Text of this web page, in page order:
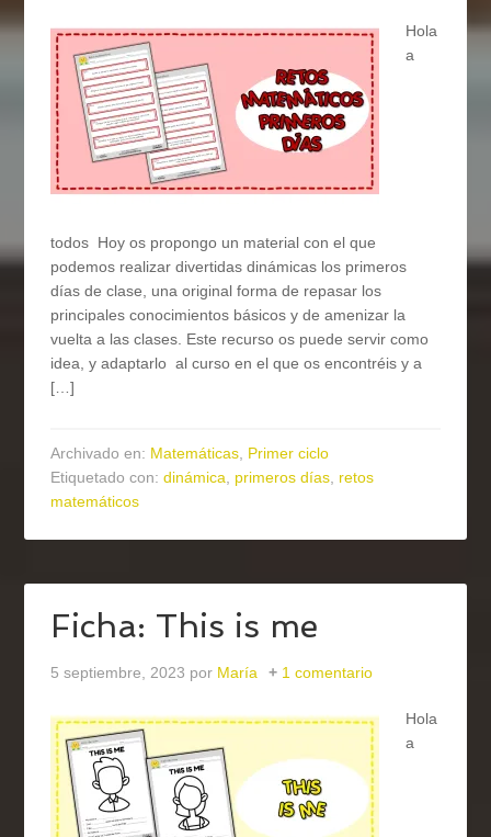
Hola
a
todos Hoy os propongo un material con el que
podemos realizar divertidas dinámicas los primeros
días de clase, una original forma de repasar los
principales conocimientos básicos y de amenizar la
vuelta a las clases. Este recurso os puede servir como
idea, y adaptarlo al curso en el que os encontréis y a
[…]
Archivado en: Matemáticas, Primer ciclo
Etiquetado con:dinámica, primeros días, retos
matemáticos
Ficha: This is me
5 septiembre, 2023 por María 1 comentario
Hola
a